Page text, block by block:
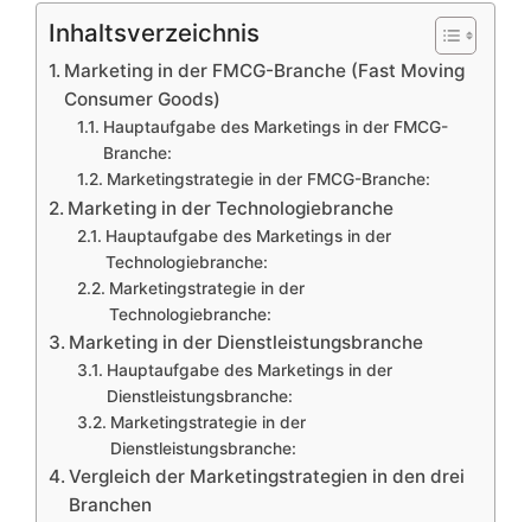
Inhaltsverzeichnis
Marketing in der FMCG-Branche (Fast Moving
Consumer Goods)
Hauptaufgabe des Marketings in der FMCG-
Branche:
Marketingstrategie in der FMCG-Branche:
Marketing in der Technologiebranche
Hauptaufgabe des Marketings in der
Technologiebranche:
Marketingstrategie in der
Technologiebranche:
Marketing in der Dienstleistungsbranche
Hauptaufgabe des Marketings in der
Dienstleistungsbranche:
Marketingstrategie in der
Dienstleistungsbranche:
Vergleich der Marketingstrategien in den drei
Branchen